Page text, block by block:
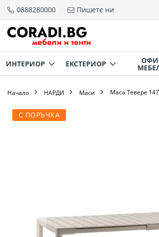
Прескачане
съдържанието
0888280000 Пишете ни
ИНТЕРИОР ЕКСТЕРИОР
Начало НАРДИ Маси Маса Тевере
С ПОРЪЧКА
Преминете
към